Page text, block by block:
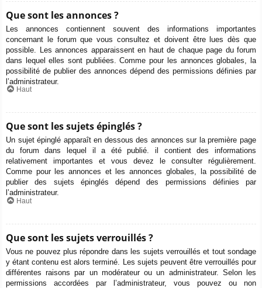
Que sont les annonces ?
Les annonces contiennent souvent des informations importantes
concernant le forum que vous consultez et doivent être lues dès que
possible. Les annonces apparaissent en haut de chaque page du forum
dans lequel elles sont publiées. Comme pour les annonces globales, la
possibilité de publier des annonces dépend des permissions définies par
l’administrateur.
Haut
Que sont les sujets épinglés ?
Un sujet épinglé apparaît en dessous des annonces sur la première page
du forum dans lequel il a été publié. il contient des informations
relativement importantes et vous devez le consulter régulièrement.
Comme pour les annonces et les annonces globales, la possibilité de
publier des sujets épinglés dépend des permissions définies par
l’administrateur.
Haut
Que sont les sujets verrouillés ?
Vous ne pouvez plus répondre dans les sujets verrouillés et tout sondage
y étant contenu est alors terminé. Les sujets peuvent être verrouillés pour
différentes raisons par un modérateur ou un administrateur. Selon les
permissions accordées par l’administrateur, vous pouvez ou non